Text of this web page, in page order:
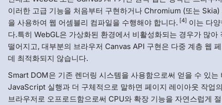
이러한 고급 기능을 처음부터 구현하거나 Chromium (또는 Skia)
을 사용하여 웹 어셈블리 컴파일을 수행해야 합니다. [4] 이는 다
다.특히 WebGL은 가상화된 환경에서 비활성화되는 경우가 많아
떨어지고, 대부분의 브라우저 Canvas API 구현은 다중 계층 웹
데 최적화되지 않습니다.
Smart DOM은 기존 렌더링 시스템을 사용함으로써 얻을 수 있는
JavaScript 실행과 더 구체적으로 말하면 페이지 레이아웃 작업
브라우저로 오프로드함으로써 CPU와 확장 기능을 자연스럽게